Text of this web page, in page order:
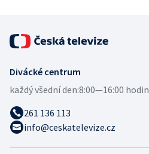
Divácké centrum
každý všední den:8:00—16:00 hodin
261 136 113
info@ceskatelevize.cz